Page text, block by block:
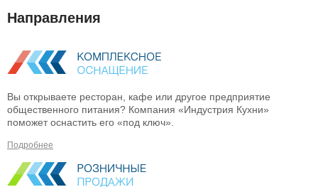
Направления
Вы открываете ресторан, кафе или другое предприятие
общественного питания? Компания «Индустрия Кухни»
поможет оснастить его «под ключ».
Подробнее